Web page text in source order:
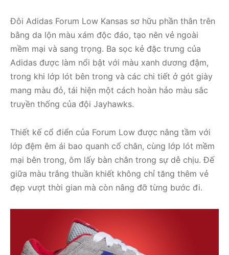
Đôi Adidas Forum Low Kansas sơ hữu phần thân trên
bằng da lộn màu xám độc đáo, tạo nên vẻ ngoài
mềm mại và sang trọng. Ba sọc kẻ đặc trưng của
Adidas được làm nổi bật với màu xanh dương đậm,
trong khi lớp lót bên trong và các chi tiết ở gót giày
mang màu đỏ, tái hiện một cách hoàn hảo màu sắc
truyền thống của đội Jayhawks.
Thiết kế cổ điển của Forum Low được nâng tầm với
lớp đệm êm ái bao quanh cổ chân, cùng lớp lót mềm
mại bên trong, ôm lấy bàn chân trong sự dễ chịu. Đế
giữa màu trắng thuần khiết không chỉ tăng thêm vẻ
đẹp vượt thời gian mà còn nâng đỡ từng bước đi.